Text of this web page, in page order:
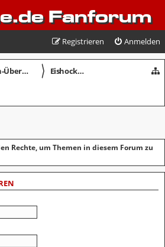
Fanforum
Anmelden
Registrieren
〉 Eishockey in Crimmitschau
Rechte, um Themen in diesem Forum zu